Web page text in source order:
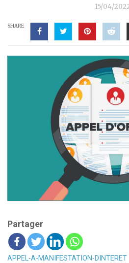
15/04/
SHARE
Partager
APPEL-A-MANIFESTATION-DINTERET